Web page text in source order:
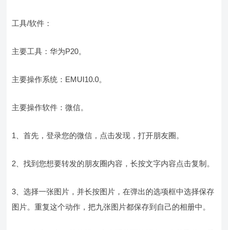
工具/软件：
主要工具：华为P20。
主要操作系统：EMUI10.0。
主要操作软件：微信。
1、首先，登录您的微信，点击发现，打开朋友圈。
2、找到您想要转发的朋友圈内容，长按文字内容点击复制。
3、选择一张图片，并长按图片，在弹出的选项框中选择保存
图片。重复这个动作，把九张图片都保存到自己的相册中。